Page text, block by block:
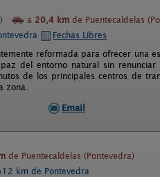
a 20,4 km de Puentecaldelas
Fechas Libres
reformada para ofrecer una
del entorno natural sin
de los principales centros de
zona.
Email
de Puentecaldelas (Pontevedra)
12 km de Pontevedra